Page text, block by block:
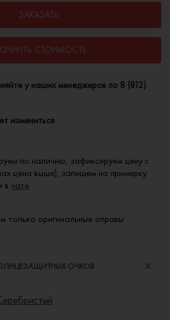
ЗАКАЗАТЬ
СТОИМОСТЬ
у наших менеджеров по 8 (812)
измениться
по наличию, зафиксируем цену с
цена выше), запишем на примерку.
в чате
только оригинальные оправы
ОЧКОВ